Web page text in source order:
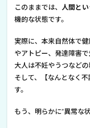
このままでは、
人間と
機的な状態です。
実際に、本来自然体で
やアトピー、発達障害で
大人は不妊やうつなどの
そして、【なんとなく
す。
もう、明らかに”異常な状